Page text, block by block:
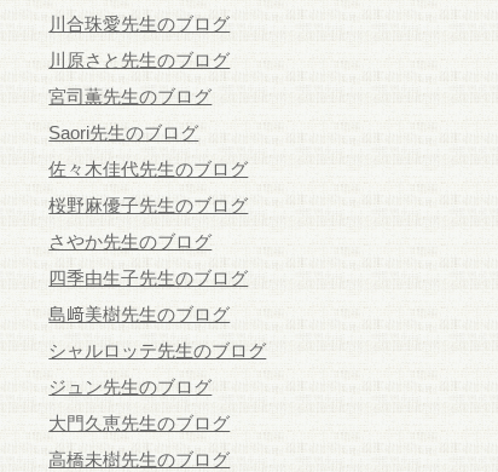
川合珠愛先生のブログ
川原さと先生のブログ
宮司薫先生のブログ
Saori先生のブログ
佐々木佳代先生のブログ
桜野麻優子先生のブログ
さやか先生のブログ
四季由生子先生のブログ
島﨑美樹先生のブログ
シャルロッテ先生のブログ
ジュン先生のブログ
大門久恵先生のブログ
高橋未樹先生のブログ